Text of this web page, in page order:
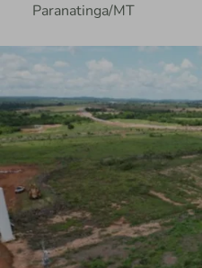
Paranatinga/MT